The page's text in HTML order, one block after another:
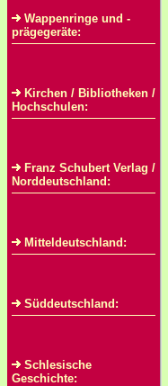
Wappenringe und -
prägegeräte:
Kirchen / Bibliotheken /
Hochschulen:
Franz Schubert Verlag /
Norddeutschland:
Mitteldeutschland:
Süddeutschland:
Schlesische
Geschichte: